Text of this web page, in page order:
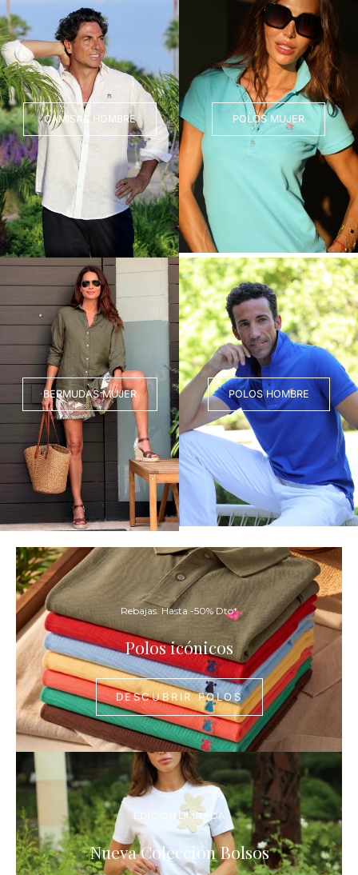
CAMISAS HOMBRE POLOS MUJER
BERMUDAS MUJER POLOS HOMBRE
Rebajas. Hasta -50% Dto*
Polos icónicos
DESCUBRIR POLOS
POLOS
EDICIÓN LIMITADA
Nueva Colección Bolsos
MÁS